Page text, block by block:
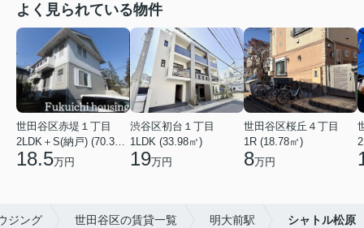
よく見られている物件
世田谷区赤堤１丁目
18.5万円
渋谷区初台１丁目
1LDK (33.98㎡)
19万円
世田谷区桜丘４丁目
1R (18.78㎡)
8万円
ジング 世田谷区の賃貸一覧 明大前駅 シャトル松原